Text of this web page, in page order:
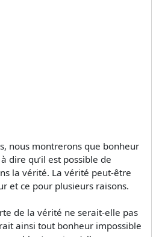
nous montrerons que bonheur
dire qu’il est possible de
la vérité. La vérité peut-être
et ce pour plusieurs raisons.
de la vérité ne serait-elle pas
ainsi tout bonheur impossible